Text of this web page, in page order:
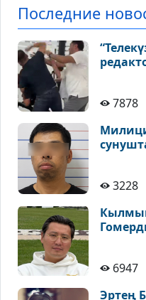
Последние
7878
3228
6947
Эртең